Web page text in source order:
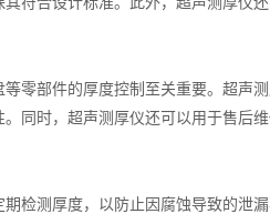
部件的厚度控制至关重要。超声
同时，超声测厚仪还可以用于售后
测厚度，以防止因腐蚀导致的泄